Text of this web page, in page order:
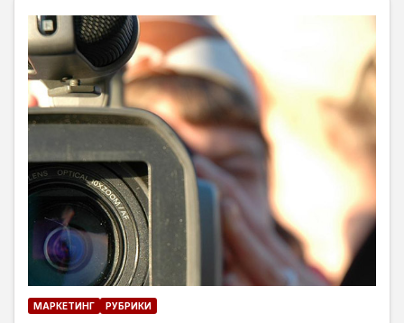
МАРКЕТИНГ РУБРИКИ